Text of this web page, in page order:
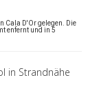
Cala D'Or gelegen. Die
enfernt und in 5
in Strandnähe